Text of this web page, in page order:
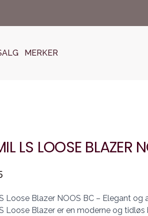
MERKER
LS LOOSE BLAZER
Loose Blazer NOOS BC – Elegant og
Loose Blazer er en moderne og